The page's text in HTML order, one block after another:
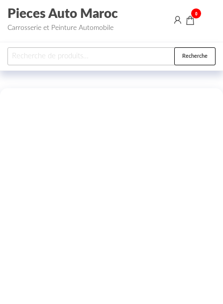
Aller au contenu
Pieces Auto Maroc
Carrosserie et Peinture Automobile
0
Recherche pour : Recherche